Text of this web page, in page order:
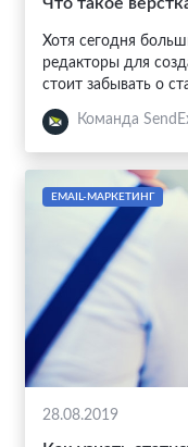
Хотя сегодня
редакторы для
стоит забывать о
Команда
EMAIL-МАРКЕТИНГ
28.08.2019